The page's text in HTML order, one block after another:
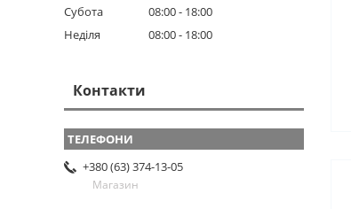
Субота
08:00
18:00
Неділя
08:00 18:00
Контакти
+380 (63) 374-13-05
Магазин